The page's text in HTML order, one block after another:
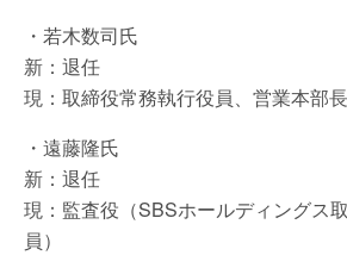
・若木数司氏
新：退任
現：取締役常務執行役員、営業本部長
・遠藤隆氏
新：退任
現：監査役（SBSホールディングス
員）